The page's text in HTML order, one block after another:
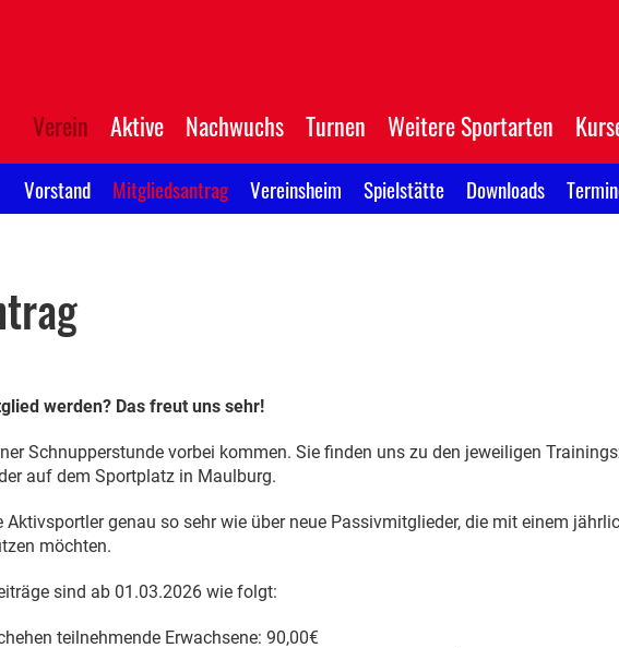
Verein Aktive Nachwuchs Turnen Weitere Sportarten
Vorstand Mitgliedsantrag Vereinsheim Spielstätte Downloads
werden? Das freut uns sehr!
Schnupperstunde vorbei kommen. Sie finden uns zu den jeweiligen
auf dem Sportplatz in Maulburg.
Aktivsportler genau so sehr wie über neue Passivmitglieder, die mit einem
möchten.
sind ab 01.03.2026 wie folgt:
teilnehmende Erwachsene: 90,00€